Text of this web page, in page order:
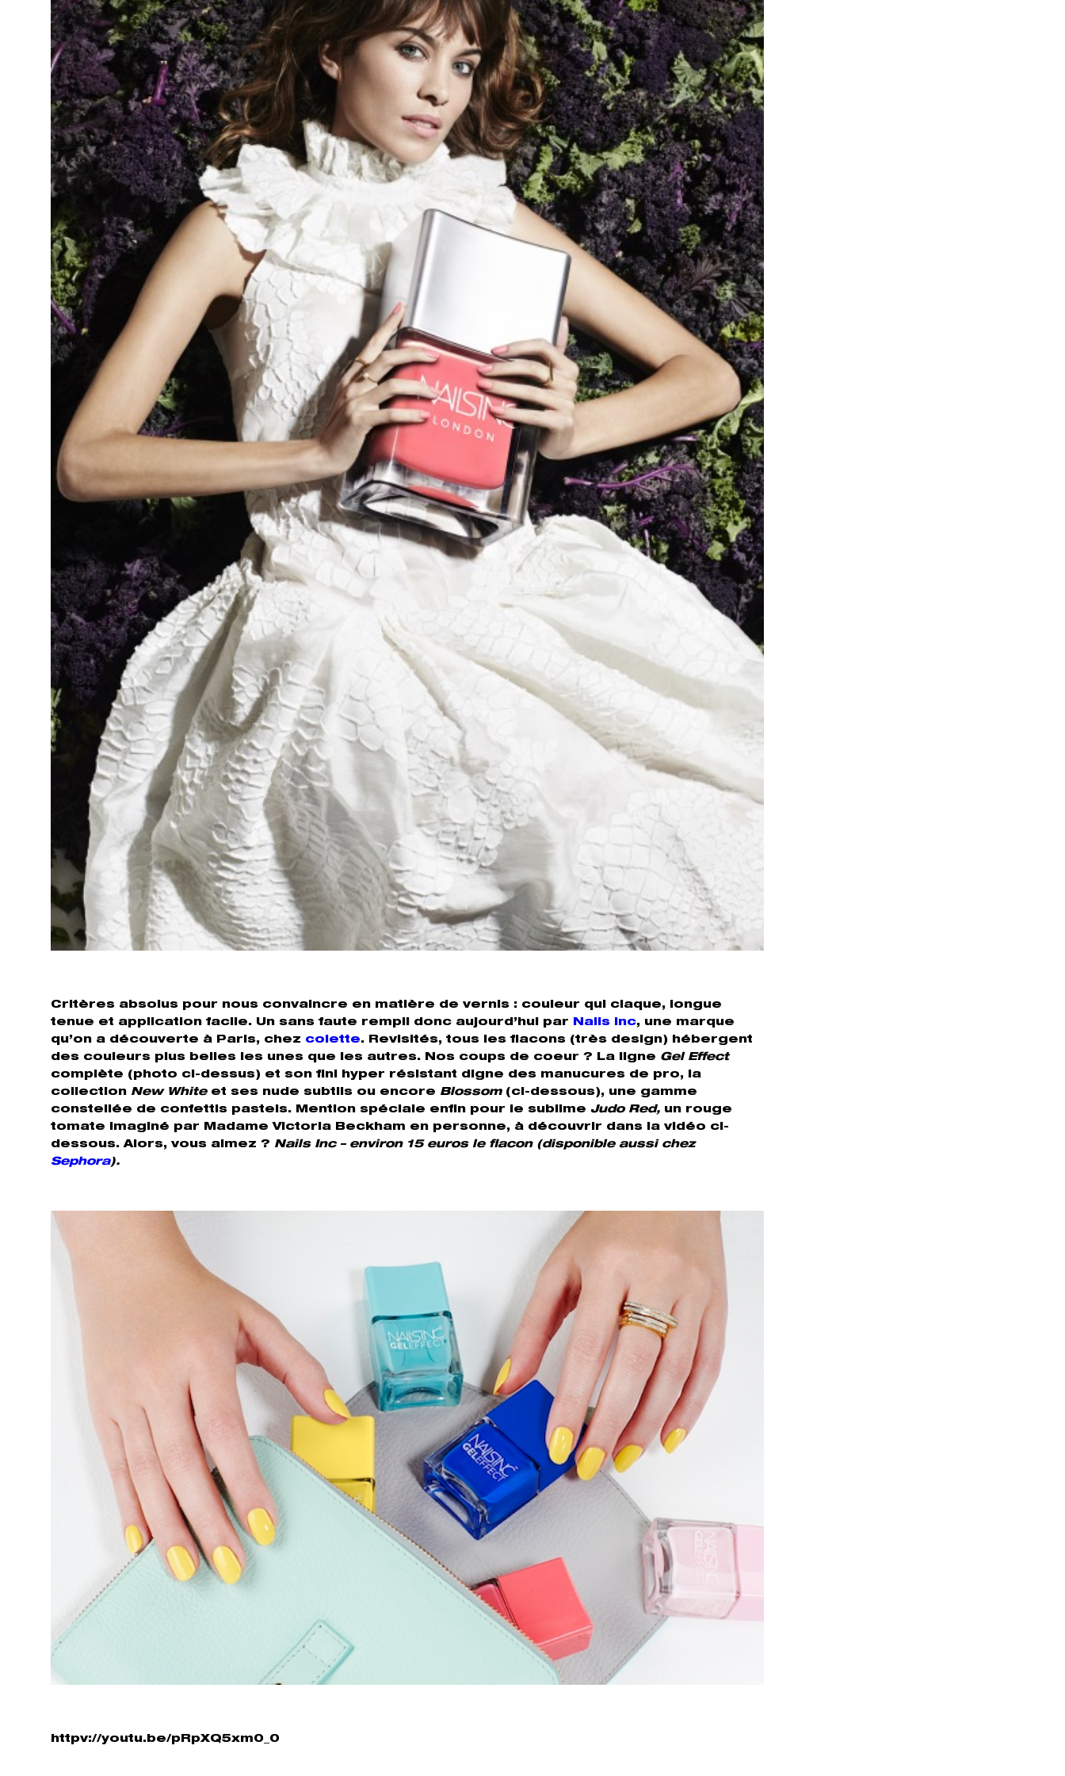
Critères absolus pour nous convaincre en matière de vernis : couleur qui claque, longue
tenue et application facile. Un sans faute rempli donc aujourd’hui par Nails Inc, une marque
qu’on a découverte à Paris, chez colette. Revisités, tous les flacons (très design) hébergent
des couleurs plus belles les unes que les autres. Nos coups de coeur ? La ligne Gel Effect
complète (photo ci-dessus) et son fini hyper résistant digne des manucures de pro, la
collection New Whiteet ses nude subtils ou encore Blossom(ci-dessous), une gamme
constellée de confettis pastels. Mention spéciale enfin pour le sublime Judo Red, un rouge
tomate imaginé par Madame Victoria Beckham en personne, à découvrir dans la vidéo ci-
dessous. Alors, vous aimez ? Nails Inc – environ 15 euros le flacon (disponible aussi chez
Sephora).
httpv://youtu.be/pRpXQ5xm0_0